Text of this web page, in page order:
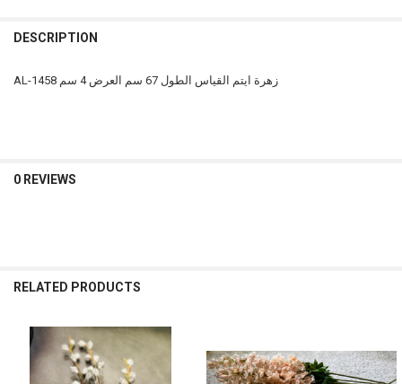
DESCRIPTION
AL-1458 زهرة ايتم القياس الطول 67 سم العرض 4 سم
0 REVIEWS
RELATED PRODUCTS
Related
Products